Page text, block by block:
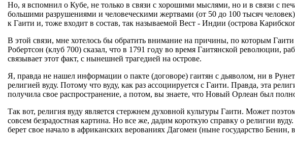
Но, я вспомнил о Кубе, не только в связи с хорошими мыслями, но и в связи с
большими разрушениями и человеческими жертвами (от 50 до 100 тысяч
к Гаити и, тоже входит в состав, так называемой Вест - Индии (острова
В этой связи, мне хотелось бы обратить внимание на причины, по которым
Робертсон (клуб 700) сказал, что в 1791 году во время Гаитянской революции,
связывает этот факт, с нынешней трагедией на острове.
Я, правда не нашел информации о пакте (договоре) гаитян с дьяволом, ни в
религией вуду. Потому что вуду, как раз ассоциируется с Гаити. Правда, эта
получила свое распространение, а потом, вы знаете, что Новый Орлеан был
Так вот, религия вуду является стержнем духовной культуры Гаити. Может
совсем безрадостная картина. Но все же, дадим короткую справку о религии
берет свое начало в африканских верованиях Дагомеи (ныне государство Бенин,